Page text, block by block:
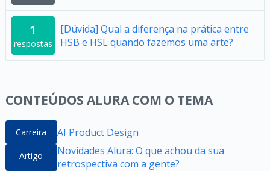
1
respostas
[Dúvida] Qual a diferença na prática entre
HSB e HSL quando fazemos uma arte?
CONTEÚDOS ALURA COM O TEMA
Carreira AI Product Design
Artigo
Novidades Alura: O que achou da sua
retrospectiva com a gente?